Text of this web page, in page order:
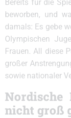
Bereits für die
beworben, und
damals: Es gebe
Olympischen
Frauen. All diese
großer
sowie nationaler
Nordische
nicht groß